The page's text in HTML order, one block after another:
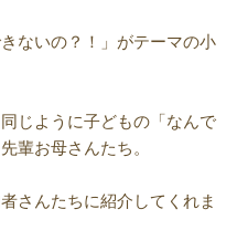
ないの？！」がテーマの小
じように子どもの「なんで
輩お母さんたち。
さんたちに紹介してくれま